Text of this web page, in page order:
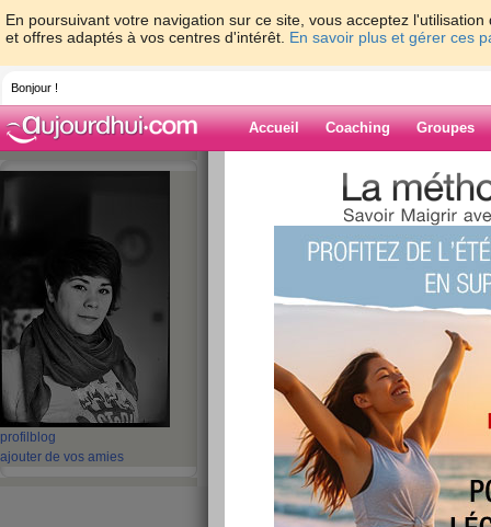
En poursuivant votre navigation sur ce site, vous acceptez
et offres adaptés à vos centres d'intérêt. En savoir plus et gérer ces
Bonjour !
Accueil Coaching Groupes
profil blog
ajouter de vos amies
> Dame-Polgara
>
Blog de Dame-
Demain, encore
le dernier...)
publié le 19/01/2010 à 20:25
Bon, les réjouissances ont été de courte
partout mais le moral est toujours au beau
Mais celui là je suis carrément beaucoup